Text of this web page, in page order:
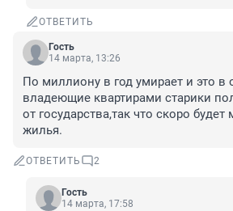
ОТВЕТИТЬ
Гость
14 марта, 13:26
По миллиону в год умирает и это в
владеющие квартирами старики
от государства,так что скоро будет
жилья.
ОТВЕТИТЬ 2
Гость
14 марта, 17:58